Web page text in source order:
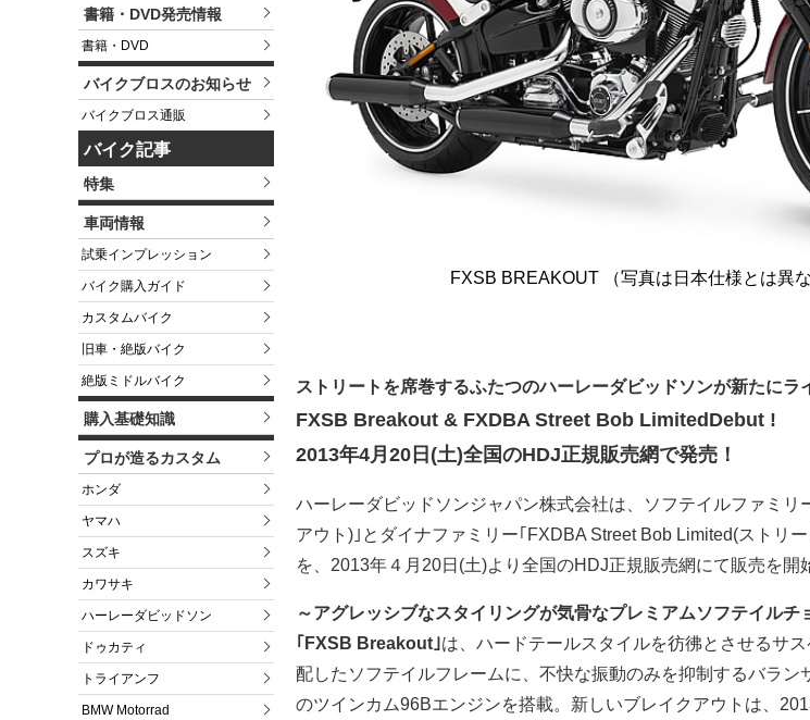
書籍・DVD発売情報
書籍・DVD
バイクブロスのお知らせ
バイクブロス通販
バイク記事
特集
車両情報
試乗インプレッション
バイク購入ガイド
カスタムバイク
旧車・絶版バイク
絶版ミドルバイク
購入基礎知識
プロが造るカスタム
ホンダ
ヤマハ
スズキ
カワサキ
ハーレーダビッドソン
ドゥカティ
トライアンフ
BMW Motorrad
FXSB BREAKOUT （写真は日本仕様とは異な
ストリートを席巻するふたつのハーレーダビッドソンが新たにラ
FXSB Breakout & FXDBA Street Bob LimitedDebut !
2013年4月20日(土)全国のHDJ正規販売網で発売！
ハーレーダビッドソンジャパン株式会社は、ソフテイルファミリ
アウト)｣とダイナファミリー｢FXDBA Street Bob Limited(ストリ
を、2013年４月20日(土)より全国のHDJ正規販売網にて販売を開
～アグレッシブなスタイリングが気骨なプレミアムソフテイルチ
｢FXSB Breakout｣は、ハードテールスタイルを彷彿とさせるサ
配したソフテイルフレームに、不快な振動のみを抑制するバラン
のツインカム96Bエンジンを搭載。新しいブレイクアウトは、